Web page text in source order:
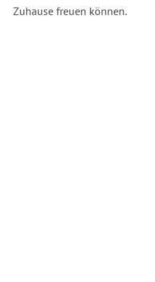
Zuhause freuen können.